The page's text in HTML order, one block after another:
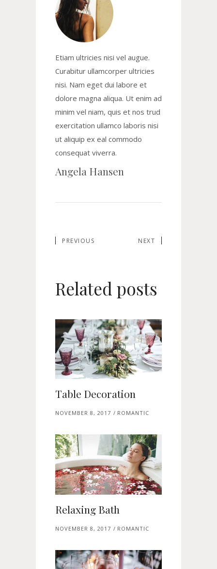
Etiam ultricies nisi vel augue.
Curabitur ullamcorper ultricies
nisi. Nam eget dui labore et
dolore magna aliqua. Ut enim ad
minim vel niam, quis et nos trud
exercitation ullamco laboris nisi
ut aliquip ex eal commodo
consequat viverra.
Angela Hansen
PREVIOUS NEXT
Related posts
Table Decoration
NOVEMBER 8, 2017 ROMANTIC
Relaxing Bath
NOVEMBER 8, 2017 ROMANTIC